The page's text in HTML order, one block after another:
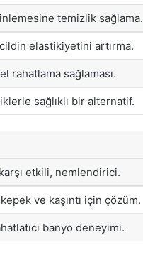
temizlik sağlama.
cildin elastikiyetini artırma.
rahatlama sağlaması.
sağlıklı bir alternatif.
etkili, nemlendirici.
ve kaşıntı için çözüm.
banyo deneyimi.